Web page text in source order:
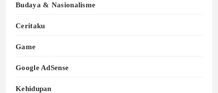
Budaya & Nasionalisme
Ceritaku
Game
Google AdSense
Kehidupan